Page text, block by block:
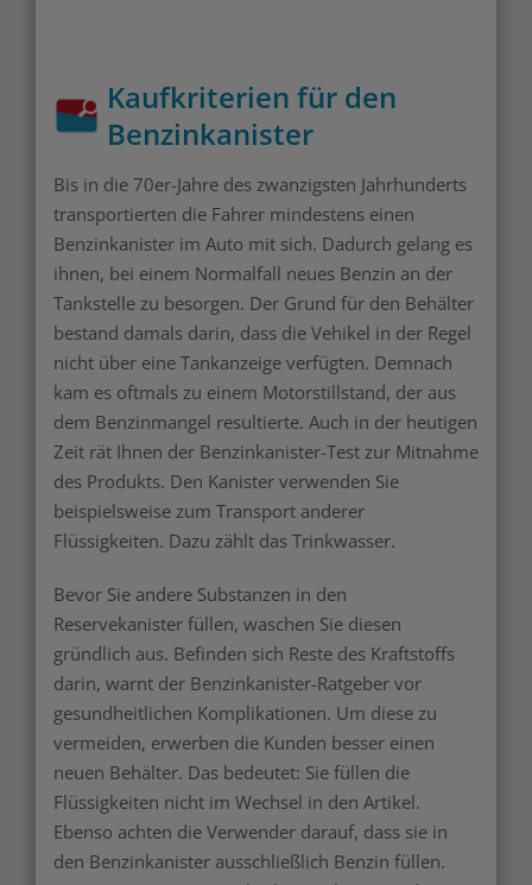
Kaufkriterien für den
Benzinkanister
Bis in die 70er-Jahre des zwanzigsten Jahrhunderts
transportierten die Fahrer mindestens einen
Benzinkanister im Auto mit sich. Dadurch gelang es
ihnen, bei einem Normalfall neues Benzin an der
Tankstelle zu besorgen. Der Grund für den Behälter
bestand damals darin, dass die Vehikel in der Regel
nicht über eine Tankanzeige verfügten. Demnach
kam es oftmals zu einem Motorstillstand, der aus
dem Benzinmangel resultierte. Auch in der heutigen
Zeit rät Ihnen der Benzinkanister-Test zur Mitnahme
des Produkts. Den Kanister verwenden Sie
beispielsweise zum Transport anderer
Flüssigkeiten. Dazu zählt das Trinkwasser.
Bevor Sie andere Substanzen in den
Reservekanister füllen, waschen Sie diesen
gründlich aus. Befinden sich Reste des Kraftstoffs
darin, warnt der Benzinkanister-Ratgeber vor
gesundheitlichen Komplikationen. Um diese zu
vermeiden, erwerben die Kunden besser einen
neuen Behälter. Das bedeutet: Sie füllen die
Flüssigkeiten nicht im Wechsel in den Artikel.
Ebenso achten die Verwender darauf, dass sie in
den Benzinkanister ausschließlich Benzin füllen.